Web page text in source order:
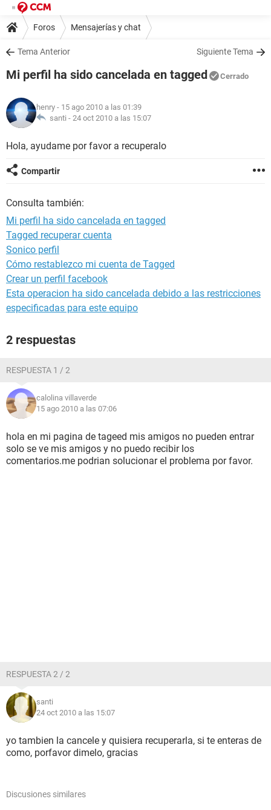
Foros Mensajerías y chat
Tema Anterior Siguiente Tema
Mi perfil ha sido cancelada en tagged Cerrado
henry - 15 ago 2010 a las 01:39
santi - 24 oct 2010 a las 15:07
Hola, ayudame por favor a recuperalo
Compartir
Consulta también:
Mi perfil ha sido cancelada en tagged
Tagged recuperar cuenta
Sonico perfil
Cómo restablezco mi cuenta de Tagged
Crear un perfil facebook
Esta operacion ha sido cancelada debido a las restricciones
especificadas para este equipo
2 respuestas
RESPUESTA 1 / 2
calolina villaverde
15 ago 2010 a las 07:06
hola en mi pagina de tageed mis amigos no pueden entrar
solo se ve mis amigos y no puedo recibir los
comentarios.me podrian solucionar el problema por favor.
RESPUESTA 2 / 2
santi
24 oct 2010 a las 15:07
yo tambien la cancele y quisiera recuperarla, si te enteras de
como, porfavor dimelo, gracias
Discusiones similares